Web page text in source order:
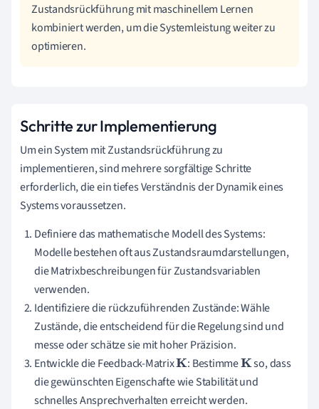
Zustandsrückführung mit maschinellem Lernen
kombiniert werden, um die Systemleistung weiter zu
optimieren.
Schritte zur Implementierung
Um ein System mit Zustandsrückführung zu
implementieren, sind mehrere sorgfältige Schritte
erforderlich, die ein tiefes Verständnis der Dynamik eines
Systems voraussetzen.
Definiere das mathematische Modell des Systems:
Modelle bestehen oft aus Zustandsraumdarstellungen,
die Matrixbeschreibungen für Zustandsvariablen
verwenden.
Identifiziere die rückzuführenden Zustände: Wähle
Zustände, die entscheidend für die Regelung sind und
messe oder schätze sie mit hoher Präzision.
Entwickle die Feedback-MatrixK : BestimmeK so, dass
die gewünschten Eigenschafte wie Stabilität und
schnelles Ansprechverhalten erreicht werden.